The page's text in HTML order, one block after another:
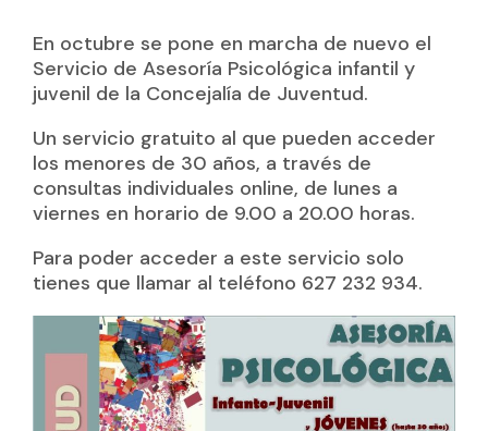
En octubre se pone en marcha de nuevo el
Servicio de Asesoría Psicológica infantil y
juvenil de la Concejalía de Juventud.
Un servicio gratuito al que pueden acceder
los menores de 30 años, a través de
consultas individuales online, de lunes a
viernes en horario de 9.00 a 20.00 horas.
Para poder acceder a este servicio solo
tienes que llamar al teléfono 627 232 934.